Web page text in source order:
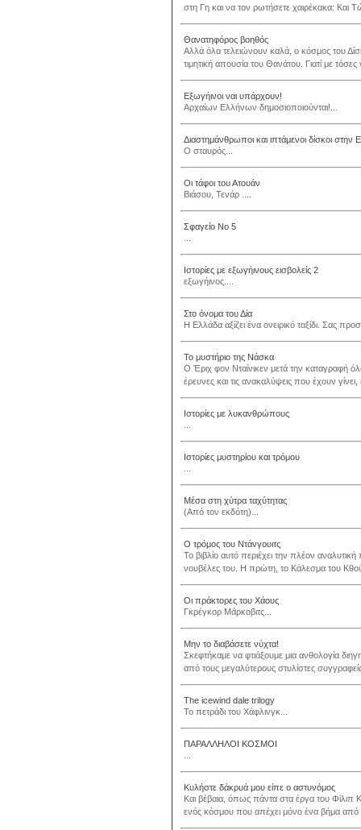
στη Γη και να τον ρωτήσετε χαιρέκακα: Και
Θανατηφόρος βοηθός
Αλλά όλα τελειώνουν καλά, ο κόσμος του
τιμητική απουσία του Θανάτου. Γιατί με
Εξωγήινοι ναι υπάρχουν!
Αρχαίων Ελλήνων δημοσιοποιούνται!...
Διαστημάνθρωποι και ιπτάμενοι δίσκοι στην
Ο σταυρός...
Οι τάφοι του Ατουάν
Βιάσου, Τενάρ ....
Σφαγείο Νο 5
Ιστορίες με εξωγήινους εισβολείς 2
εξωγήινος....
Στο όνομα του Δία
Η Ελλάδα αξίζει ένα ονειρικό ταξίδι. Σας
Το μυστήριο της Νάσκα
Ο Έριχ φον Νταίνικεν μετά την καταγραφή
έρευνες και τις ανακαλύψεις που έχουν
Ιστορίες με λυκανθρώπους
Ιστορίες μυστηρίου και τρόμου
Μέσα στη χύτρα ταχύτητας
(Από τον εκδότη)...
Ο τρόμος του Ντάνγουιτς
Το βιβλίο αυτό περιέχει την πλέον
νουβέλες του. Η πρώτη, το Κάλεσμα του
Οι πράκτορες του Χάους
Γκρέγκορ Μάρκοβιτς...
Μην το διαβάσετε νύχτα!
Σκεφτήκαμε να φτιάξουμε μια ανθολογία
από τους μεγαλύτερους στυλίστες
The icewind dale trilogy
Το πετράδι του Χάφλινγκ...
ΠΑΡΑΛΛΗΛΟΙ ΚΟΣΜΟΙ
Κυλήστε δάκρυά μου είπε ο αστυνόμος
Και βέβαια, όπως πάντα στα έργα του Φίλιπ
ενός κόσμου που απέχει μόνο ένα βήμα από